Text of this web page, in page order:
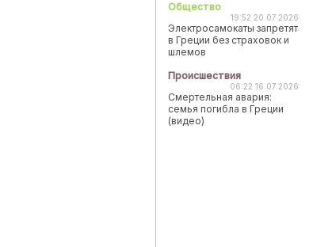
Общество
19:52 20.07.2026
Электросамокаты запретят
в Греции без страховок и
шлемов
Происшествия
06:22 16.07.2026
Смертельная авария:
семья погибла в Греции
(видео)